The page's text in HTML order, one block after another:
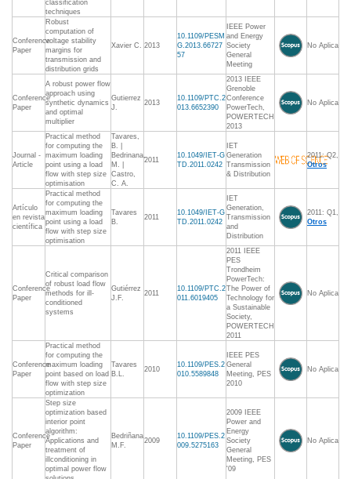
classification
techniques
Conference
Paper
Robust
computation of
voltage stability
margins for
transmission and
distribution grids
Xavier C. 2013
10.1109/PESM
G.2013.66727
57
IEEE Power
and Energy
Society
General
Meeting
No Aplica
Conference
Paper
A robust power flow
approach using
synthetic dynamics
and optimal
multiplier
Gutierrez
J.
2013
10.1109/PTC.2
013.6652390
2013 IEEE
Grenoble
Conference
PowerTech,
POWERTECH
2013
No Aplica
Journal -
Article
Practical method
for computing the
maximum loading
point using a load
flow with step size
optimisation
Tavares,
B. |
Bedrinana,
M. |
Castro,
C. A.
2011
10.1049/IET-G
TD.2011.0242
IET
Generation
Transmission
& Distribution
2011: Q2,
Otros
Artículo
en revista
científica
Practical method
for computing the
maximum loading
point using a load
flow with step size
optimisation
Tavares
B.
2011
10.1049/IET-G
TD.2011.0242
IET
Generation,
Transmission
and
Distribution
2011: Q1,
Otros
Conference
Paper
Critical comparison
of robust load flow
methods for ill-
conditioned
systems
Gutiérrez
J.F.
2011
10.1109/PTC.2
011.6019405
2011 IEEE
PES
Trondheim
PowerTech:
The Power of
Technology for
a Sustainable
Society,
POWERTECH
2011
No Aplica
Conference
Paper
Practical method
for computing the
maximum loading
point based on load
flow with step size
optimization
Tavares
B.L.
2010
10.1109/PES.2
010.5589848
IEEE PES
General
Meeting, PES
2010
No Aplica
Conference
Paper
Step size
optimization based
interior point
algorithm:
Applications and
treatment of
illconditioning in
optimal power flow
Bedriñana
M.F.
2009
10.1109/PES.2
009.5275163
2009 IEEE
Power and
Energy
Society
General
Meeting, PES
'09
No Aplica